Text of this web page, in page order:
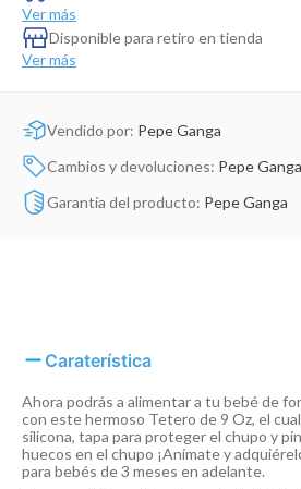
Ver más
Disponible para retiro en tienda
Ver más
Vendido por: Pepe Ganga
Cambios y devoluciones: Pepe Ganga
Garantía del producto: Pepe Ganga
Caraterística
Ahora podrás a alimentar a tu bebé de
con este hermoso Tetero de 9 Oz, el
silicona, tapa para proteger el chupo y
huecos en el chupo ¡Anímate y
para bebés de 3 meses en adelante.
Dinosaurio Juguete